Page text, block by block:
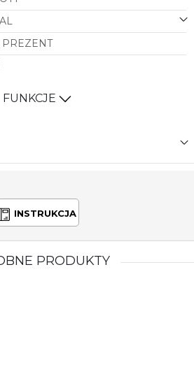
PREZENT
FUNKCJE
INSTRUKCJA
PRODUKTY